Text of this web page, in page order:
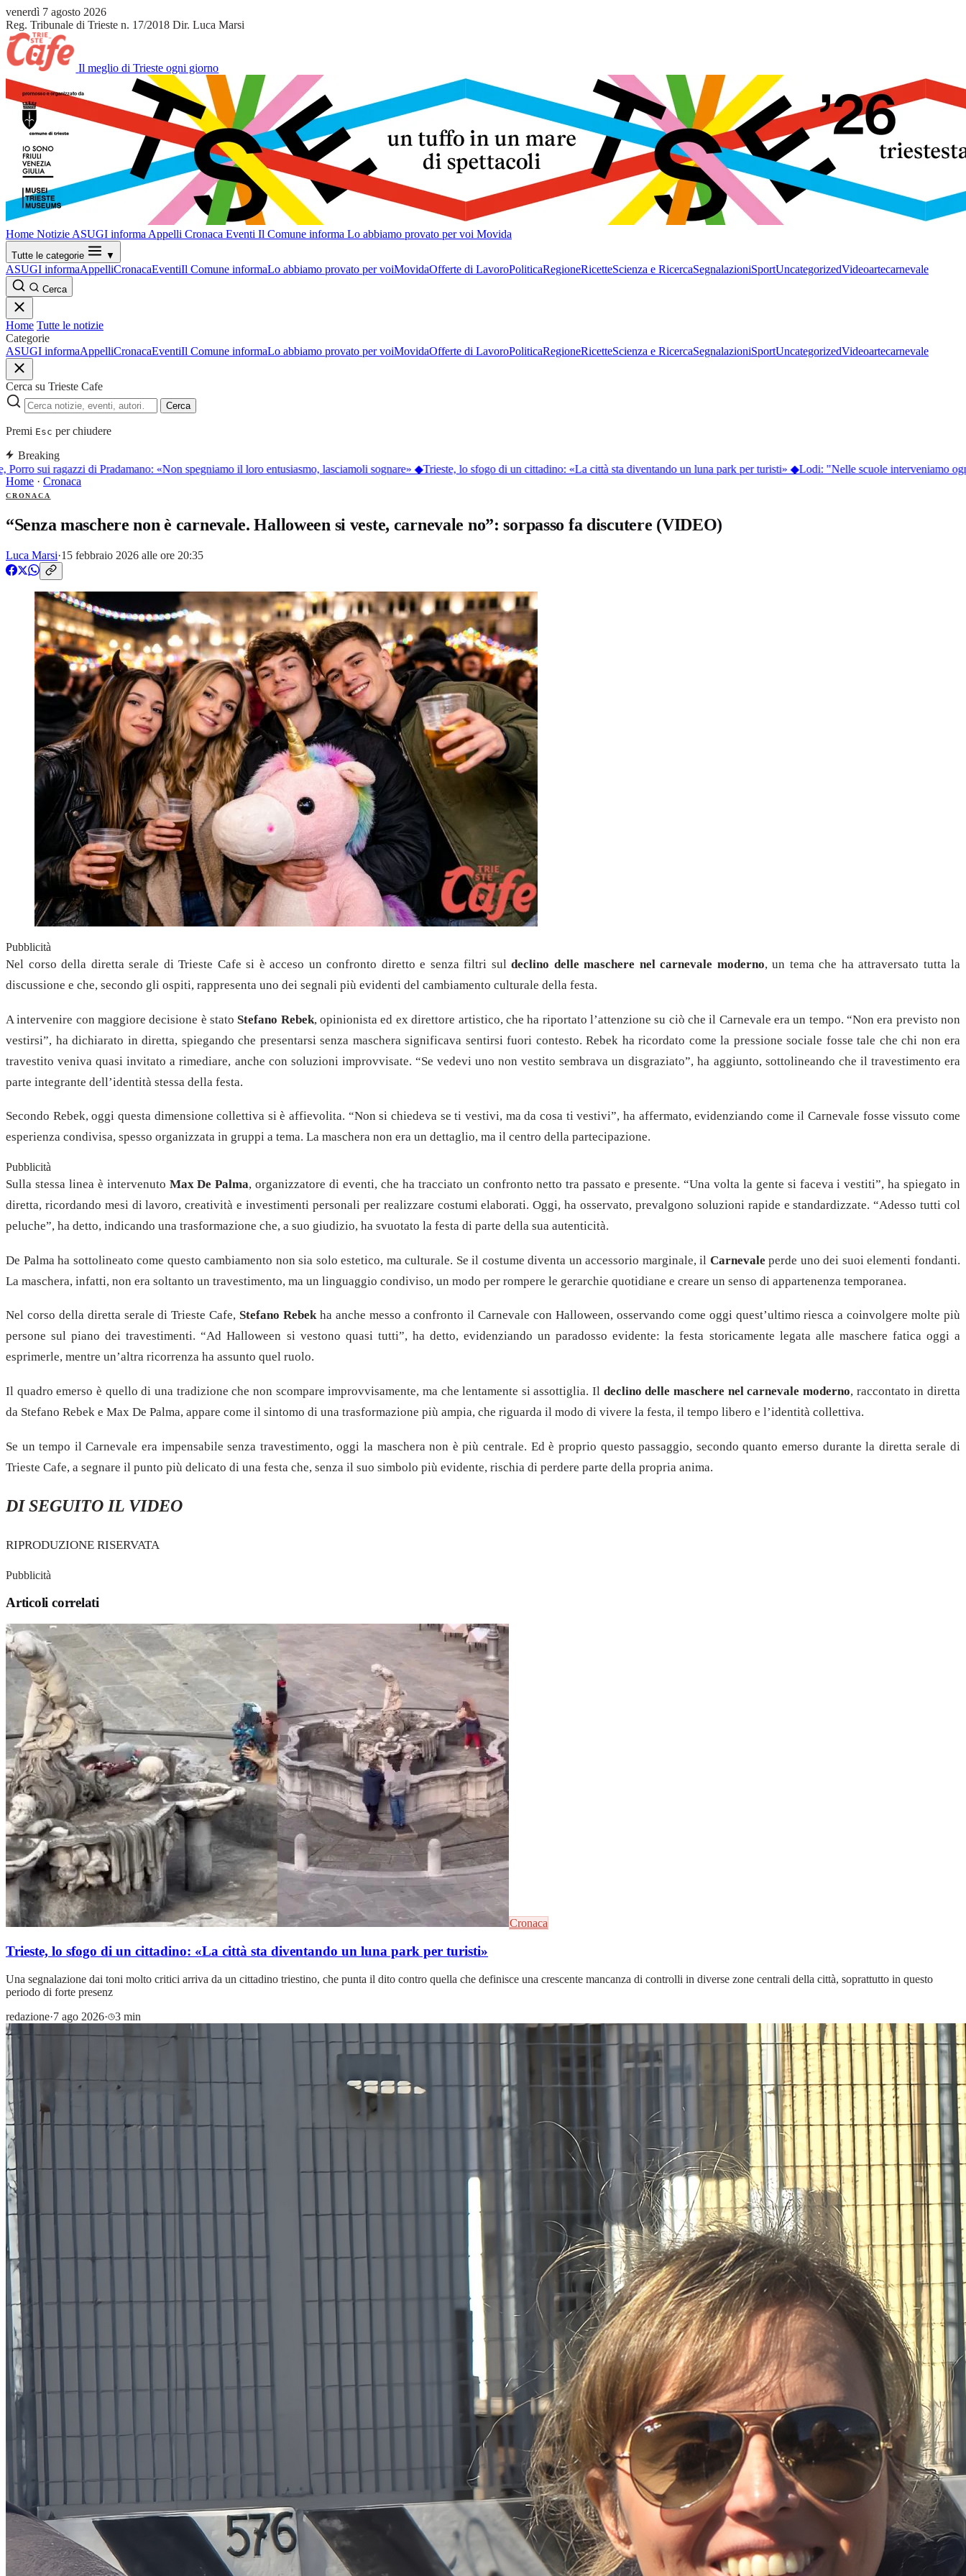
venerdì 7 agosto 2026
Reg. Tribunale di Trieste n. 17/2018 Dir. Luca Marsi
Il meglio di Trieste ogni giorno
Home Notizie ASUGI informa Appelli Cronaca Eventi Il Comune informa Lo abbiamo provato per voi Movida
Tutte le categorie ▼
ASUGI informaAppelliCronacaEventiIl Comune informaLo abbiamo provato per voiMovidaOfferte di LavoroPoliticaRegioneRicetteScienza e RicercaSegnalazioniSportUncategorizedVideoartecarnevale
Cerca
Home Tutte le notizie
Categorie
ASUGI informaAppelliCronacaEventiIl Comune informaLo abbiamo provato per voiMovidaOfferte di LavoroPoliticaRegioneRicetteScienza e RicercaSegnalazioniSportUncategorizedVideoartecarnevale
Cerca su Trieste Cafe
Cerca
Premi Esc per chiudere
Breaking
sui ragazzi di Pradamano: «Non spegniamo il loro entusiasmo, lasciamoli sognare»◆ Trieste, lo sfogo di un cittadino: «La città sta diventando un luna park per turisti»◆ Lodi: "Nelle scuole interveniamo
Home · Cronaca
CRONACA
“Senza maschere non è carnevale. Halloween si veste, carnevale no”: sorpasso fa discutere (VIDEO)
Luca Marsi·15 febbraio 2026 alle ore 20:35
Pubblicità
Nel corso della diretta serale di Trieste Cafe si è acceso un confronto diretto e senza filtri sul declino delle maschere nel carnevale moderno, un tema che ha attraversato tutta la
discussione e che, secondo gli ospiti, rappresenta uno dei segnali più evidenti del cambiamento culturale della festa.
A intervenire con maggiore decisione è stato Stefano Rebek, opinionista ed ex direttore artistico, che ha riportato l’attenzione su ciò che il Carnevale era un tempo. “Non era previsto non
vestirsi”, ha dichiarato in diretta, spiegando che presentarsi senza maschera significava sentirsi fuori contesto. Rebek ha ricordato come la pressione sociale fosse tale che chi non era
travestito veniva quasi invitato a rimediare, anche con soluzioni improvvisate. “Se vedevi uno non vestito sembrava un disgraziato”, ha aggiunto, sottolineando che il travestimento era
parte integrante dell’identità stessa della festa.
Secondo Rebek, oggi questa dimensione collettiva si è affievolita. “Non si chiedeva se ti vestivi, ma da cosa ti vestivi”, ha affermato, evidenziando come il Carnevale fosse vissuto come
esperienza condivisa, spesso organizzata in gruppi a tema. La maschera non era un dettaglio, ma il centro della partecipazione.
Pubblicità
Sulla stessa linea è intervenuto Max De Palma, organizzatore di eventi, che ha tracciato un confronto netto tra passato e presente. “Una volta la gente si faceva i vestiti”, ha spiegato in
diretta, ricordando mesi di lavoro, creatività e investimenti personali per realizzare costumi elaborati. Oggi, ha osservato, prevalgono soluzioni rapide e standardizzate. “Adesso tutti col
peluche”, ha detto, indicando una trasformazione che, a suo giudizio, ha svuotato la festa di parte della sua autenticità.
De Palma ha sottolineato come questo cambiamento non sia solo estetico, ma culturale. Se il costume diventa un accessorio marginale, il Carnevale perde uno dei suoi elementi fondanti.
La maschera, infatti, non era soltanto un travestimento, ma un linguaggio condiviso, un modo per rompere le gerarchie quotidiane e creare un senso di appartenenza temporanea.
Nel corso della diretta serale di Trieste Cafe, Stefano Rebekha anche messo a confronto il Carnevale con Halloween, osservando come oggi quest’ultimo riesca a coinvolgere molte più
persone sul piano dei travestimenti. “Ad Halloween si vestono quasi tutti”, ha detto, evidenziando un paradosso evidente: la festa storicamente legata alle maschere fatica oggi a
esprimerle, mentre un’altra ricorrenza ha assunto quel ruolo.
Il quadro emerso è quello di una tradizione che non scompare improvvisamente, ma che lentamente si assottiglia. Il declino delle maschere nel carnevale moderno, raccontato in diretta
da Stefano Rebek e Max De Palma, appare come il sintomo di una trasformazione più ampia, che riguarda il modo di vivere la festa, il tempo libero e l’identità collettiva.
Se un tempo il Carnevale era impensabile senza travestimento, oggi la maschera non è più centrale. Ed è proprio questo passaggio, secondo quanto emerso durante la diretta serale di
Trieste Cafe, a segnare il punto più delicato di una festa che, senza il suo simbolo più evidente, rischia di perdere parte della propria anima.
DI SEGUITO IL VIDEO
RIPRODUZIONE RISERVATA
Pubblicità
Articoli correlati
Cronaca
Trieste, lo sfogo di un cittadino: «La città sta diventando un luna park per turisti»
Una segnalazione dai toni molto critici arriva da un cittadino triestino, che punta il dito contro quella che definisce una crescente mancanza di controlli in diverse zone centrali della città, soprattutto in questo
periodo di forte presenz
redazione·7 ago 2026· 3 min